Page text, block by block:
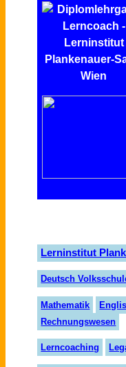
Lerninstitut
Deutsch
Mathematik
Rechnungswesen
Lerncoaching